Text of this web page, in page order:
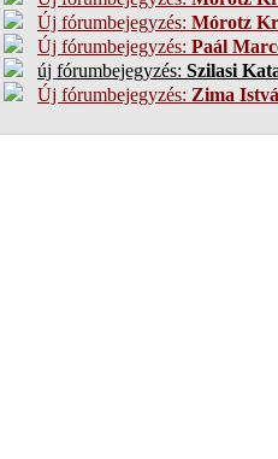
Új fórumbejegyzés: Mórotz
Új fórumbejegyzés: Paál
új fórumbejegyzés: Szilasi
Új fórumbejegyzés: Zima